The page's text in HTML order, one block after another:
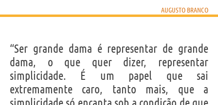
AUGUSTO BRANCO
“Ser grande dama é representar de grande
dama, o que quer dizer, representar
simplicidade. É um papel que sai
extremamente caro, tanto mais, que a